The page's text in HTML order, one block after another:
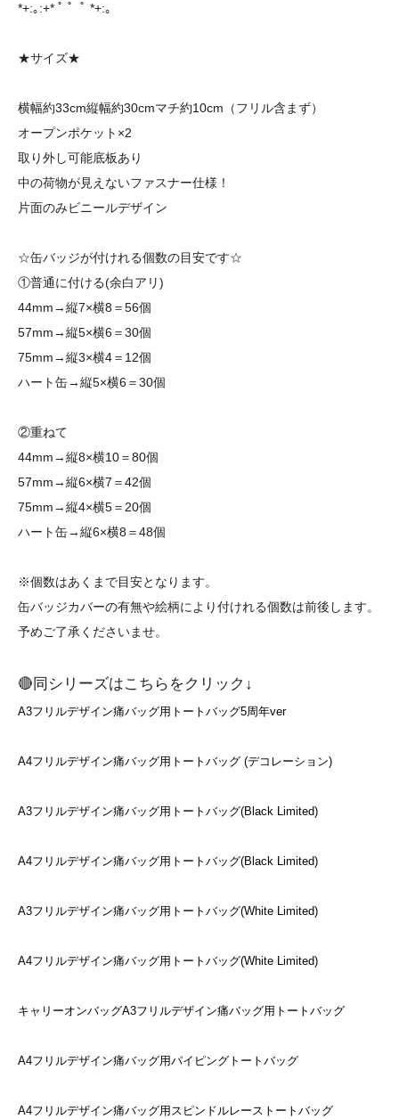
*+:｡:+* ﾟ ゜ﾟ *+:｡
★サイズ★
横幅約33cm縦幅約30cmマチ約10cm（フリル含まず）
オープンポケット×2
取り外し可能底板あり
中の荷物が見えないファスナー仕様！
片面のみビニールデザイン
☆缶バッジが付けれる個数の目安です☆
①普通に付ける(余白アリ)
44mm→縦7×横8＝56個
57mm→縦5×横6＝30個
75mm→縦3×横4＝12個
ハート缶→縦5×横6＝30個
②重ねて
44mm→縦8×横10＝80個
57mm→縦6×横7＝42個
75mm→縦4×横5＝20個
ハート缶→縦6×横8＝48個
※個数はあくまで目安となります。
缶バッジカバーの有無や絵柄により付けれる個数は前後します。
予めご了承くださいませ。
🔴同シリーズはこちらをクリック↓
A3フリルデザイン痛バッグ用トートバッグ5周年ver
A4フリルデザイン痛バッグ用トートバッグ (デコレーション)
A3フリルデザイン痛バッグ用トートバッグ(Black Limited)
A4フリルデザイン痛バッグ用トートバッグ(Black Limited)
A3フリルデザイン痛バッグ用トートバッグ(White Limited)
A4フリルデザイン痛バッグ用トートバッグ(White Limited)
キャリーオンバッグA3フリルデザイン痛バッグ用トートバッグ
A4フリルデザイン痛バッグ用パイピングトートバッグ
A4フリルデザイン痛バッグ用スピンドルレーストートバッグ